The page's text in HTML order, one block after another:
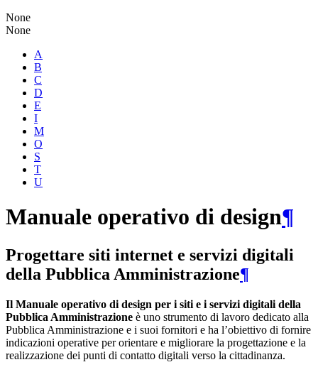
None
None
A
B
C
D
E
I
M
O
S
T
U
Manuale operativo di design¶
Progettare siti internet e servizi digitali
della Pubblica Amministrazione¶
Il Manuale operativo di design per i siti e i servizi digitali della
Pubblica Amministrazione è uno strumento di lavoro dedicato alla
Pubblica Amministrazione e i suoi fornitori e ha l’obiettivo di fornire
indicazioni operative per orientare e migliorare la progettazione e la
realizzazione dei punti di contatto digitali verso la cittadinanza.